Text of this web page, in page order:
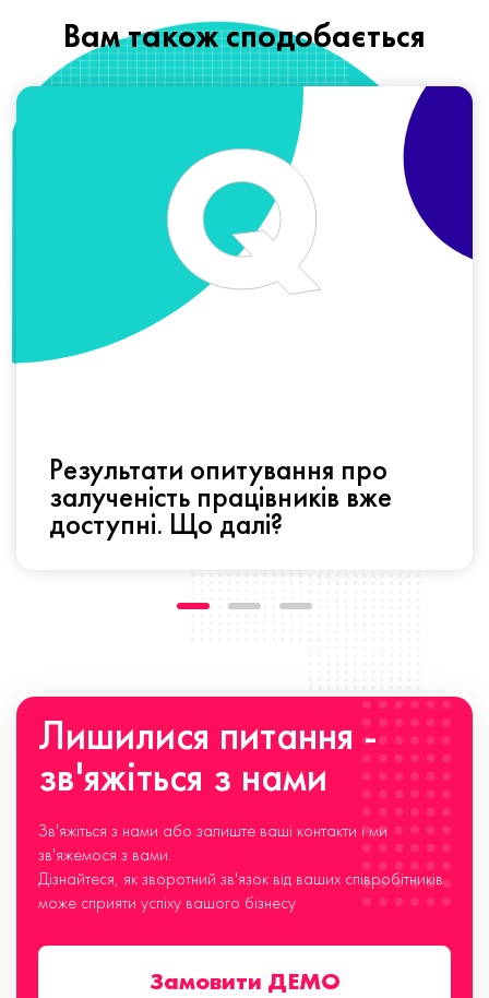
Вам також сподобається
Результати опитування про
залученість працівників вже
доступні. Що далі?
Лишилися питання -
зв'яжіться з нами
Зв'яжіться з нами або залиште ваші контакти і ми
зв'яжемося з вами.
Дізнайтеся, як зворотний зв'язок від ваших співробітників
може сприяти успіху вашого бізнесу
Замовити ДЕМО